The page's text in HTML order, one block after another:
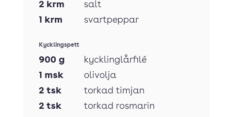
2 krm
salt
1 krm svartpeppar
Kycklingspett
900 g
kycklinglårfilé
1 msk
olivolja
2 tsk
torkad timjan
2 tsk
torkad rosmarin